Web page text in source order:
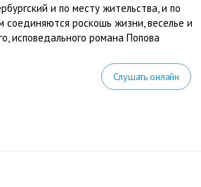
и по месту жительства, и по
соединяются роскошь жизни, веселье и
исповедального романа Попова
Слушать онлайн